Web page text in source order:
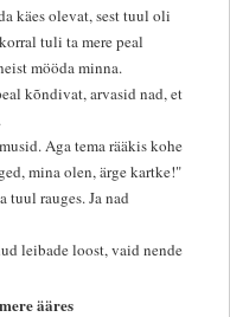
käes olevat, sest tuul oli
tuli ta mere peal
mööda minna.
kõndivat, arvasid nad, et
Aga tema rääkis kohe
mina olen, ärge kartke!"
tuul rauges. Ja nad
leibade loost, vaid nende
ääres